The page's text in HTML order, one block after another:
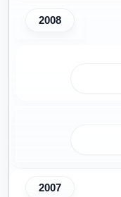
2008
2007